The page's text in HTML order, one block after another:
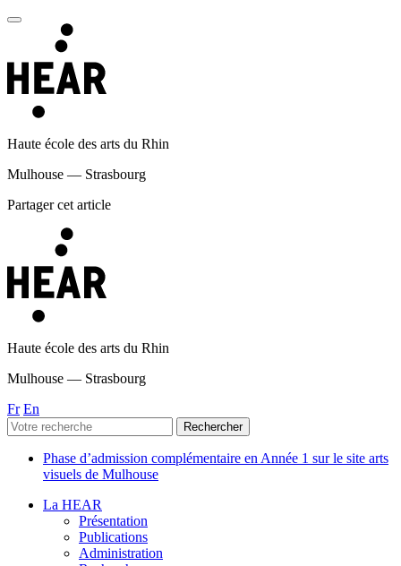
Haute école des arts du Rhin
Mulhouse — Strasbourg
Partager cet article
Haute école des arts du Rhin
Mulhouse — Strasbourg
Fr En
Phase d’admission complémentaire en Année 1 sur le site arts
visuels de Mulhouse
La HEAR
Présentation
Publications
Administration